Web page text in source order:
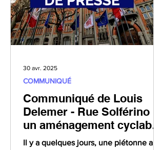
Communiqué de Louis
Delemer - Rue Solférino :
un aménagement cyclable
dangereux
Il y a quelques jours, une piétonne a
COMMUNIQUÉ
30 avr. 2025